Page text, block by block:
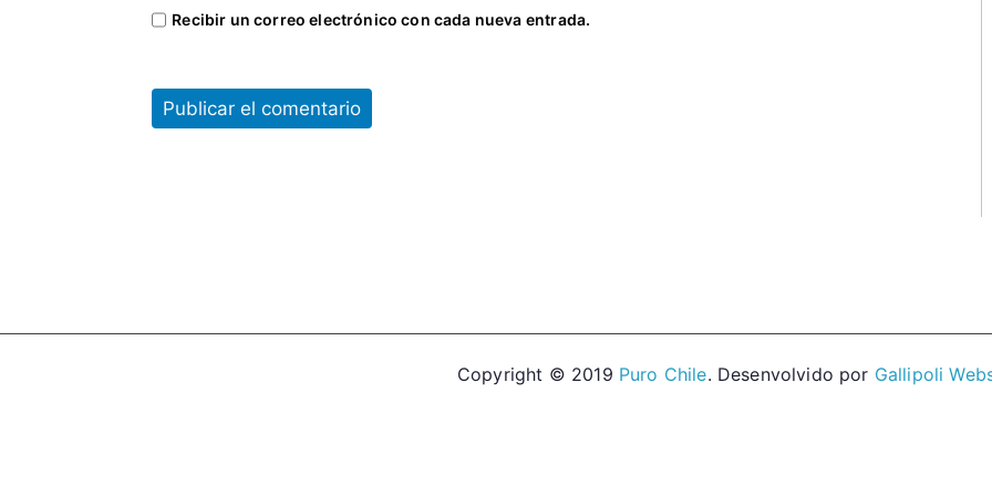
m
e
m
Recibir un correo electrónico con cada nueva entrada.
Copyright © 2019 Puro Chile. Desenvolvido por Gallipoli